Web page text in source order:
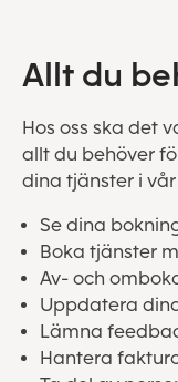
Allt du
Hos oss ska det
allt du behöver
dina tjänster i
Se dina
Boka tjänster
Av- och
Uppdatera
Lämna
Hantera